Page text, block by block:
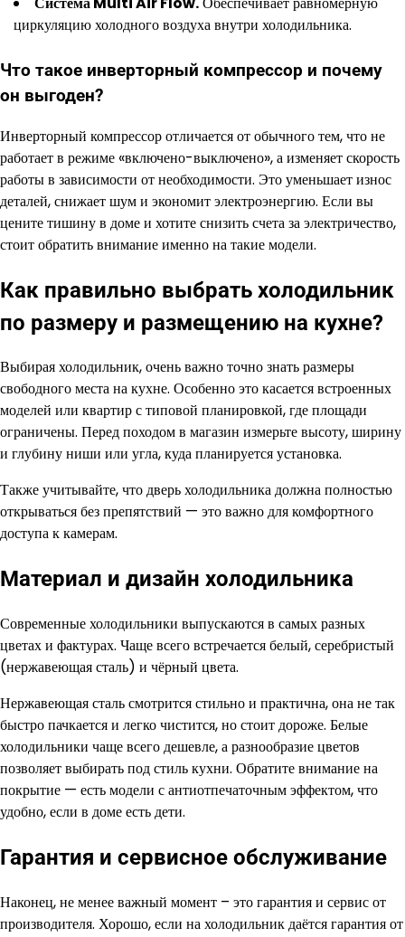
циркуляцию холодного воздуха внутри холодильника.
Что такое инверторный компрессор и почему
он выгоден?
Инверторный компрессор отличается от обычного тем, что не
работает в режиме «включено-выключено», а изменяет скорость
работы в зависимости от необходимости. Это уменьшает износ
деталей, снижает шум и экономит электроэнергию. Если вы
цените тишину в доме и хотите снизить счета за электричество,
стоит обратить внимание именно на такие модели.
Как правильно выбрать холодильник
по размеру и размещению на кухне?
Выбирая холодильник, очень важно точно знать размеры
свободного места на кухне. Особенно это касается встроенных
моделей или квартир с типовой планировкой, где площади
ограничены. Перед походом в магазин измерьте высоту, ширину
и глубину ниши или угла, куда планируется установка.
Также учитывайте, что дверь холодильника должна полностью
открываться без препятствий — это важно для комфортного
доступа к камерам.
Материал и дизайн холодильника
Современные холодильники выпускаются в самых разных
цветах и фактурах. Чаще всего встречается белый, серебристый
(нержавеющая сталь) и чёрный цвета.
Нержавеющая сталь смотрится стильно и практична, она не так
быстро пачкается и легко чистится, но стоит дороже. Белые
холодильники чаще всего дешевле, а разнообразие цветов
позволяет выбирать под стиль кухни. Обратите внимание на
покрытие — есть модели с антиотпечаточным эффектом, что
удобно, если в доме есть дети.
Гарантия и сервисное обслуживание
Наконец, не менее важный момент – это гарантия и сервис от
производителя. Хорошо, если на холодильник даётся гарантия от